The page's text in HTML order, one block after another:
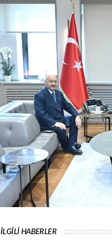
İLGİLİ HABERLER